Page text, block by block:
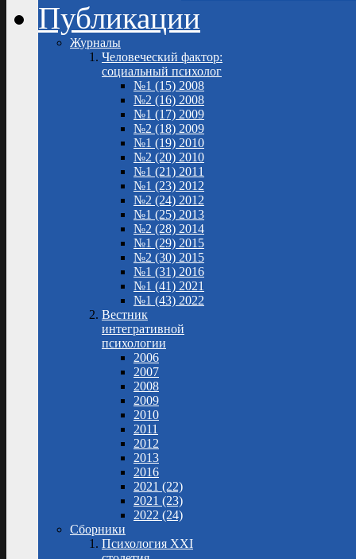
Публикации
Журналы
Человеческий фактор:
социальный психолог
№1 (15) 2008
№2 (16) 2008
№1 (17) 2009
№2 (18) 2009
№1 (19) 2010
№2 (20) 2010
№1 (21) 2011
№1 (23) 2012
№2 (24) 2012
№1 (25) 2013
№2 (28) 2014
№1 (29) 2015
№2 (30) 2015
№1 (31) 2016
№1 (41) 2021
№1 (43) 2022
Вестник
интегративной
психологии
2006
2007
2008
2009
2010
2011
2012
2013
2016
2021 (22)
2021 (23)
2022 (24)
Сборники
Психология XXI